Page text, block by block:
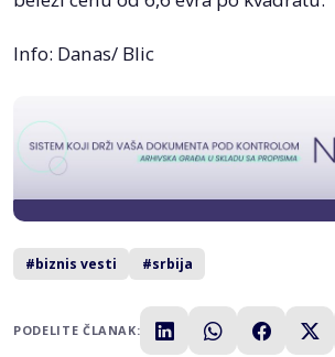
Info: Danas/ Blic
#biznis vesti #srbija
PODELITE ČLANAK: